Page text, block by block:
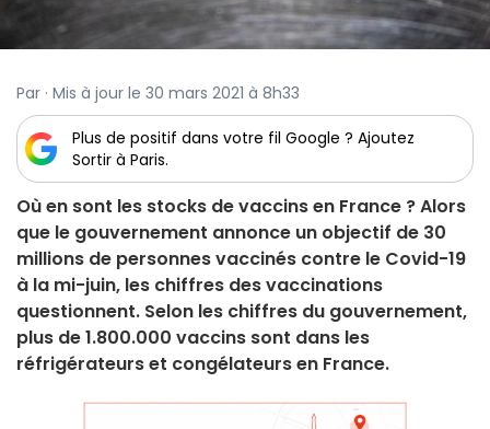
Par · Mis à jour le 30 mars 2021 à 8h33
Plus de positif dans votre fil Google ? Ajoutez
Sortir à Paris.
Où en sont les stocks de vaccins en France ? Alors
que le gouvernement annonce un objectif de 30
millions de personnes vaccinés contre le Covid-19
à la mi-juin, les chiffres des vaccinations
questionnent. Selon les chiffres du gouvernement,
plus de 1.800.000 vaccins sont dans les
réfrigérateurs et congélateurs en France.